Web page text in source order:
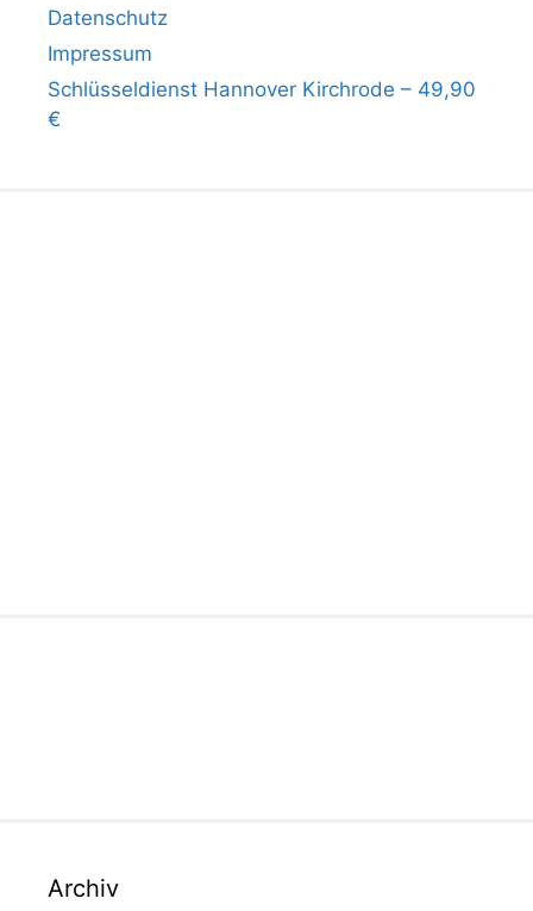
Datenschutz
Impressum
Schlüsseldienst Hannover Kirchrode – 49,90
€
Archiv